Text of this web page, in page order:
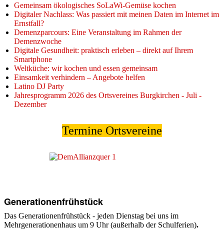
Gemeinsam ökologisches SoLaWi-Gemüse kochen
Digitaler Nachlass: Was passiert mit meinen Daten im Internet im
Ernstfall?
Demenzparcours: Eine Veranstaltung im Rahmen der
Demenzwoche
Digitale Gesundheit: praktisch erleben – direkt auf Ihrem
Smartphone
Weltküche: wir kochen und essen gemeinsam
Einsamkeit verhindern – Angebote helfen
Latino DJ Party
Jahresprogramm 2026 des Ortsvereines Burgkirchen - Juli -
Dezember
Termine Ortsvereine
Generationenfrühstück
Das Generationenfrühstück - jeden Dienstag bei uns im
Mehrgenerationenhaus um 9 Uhr (außerhalb der Schulferien).